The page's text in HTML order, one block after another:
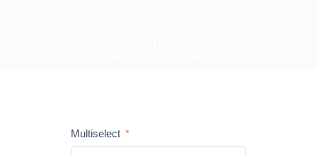
Multiselect